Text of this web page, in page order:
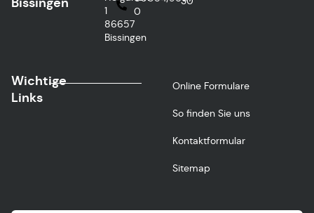
1
86657
Bissingen
0
Wichtige
Links
Online Formulare
So finden Sie uns
Kontaktformular
Sitemap